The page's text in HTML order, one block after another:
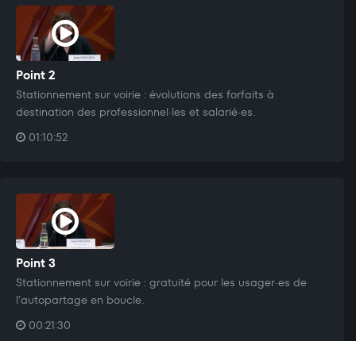
Point 2
Stationnement sur voirie : évolutions des forfaits à
destination des professionnel·les et salarié·es.
01:10:52
Point 3
Stationnement sur voirie : gratuité pour les usager·es de
l'autopartage en boucle.
00:21:30